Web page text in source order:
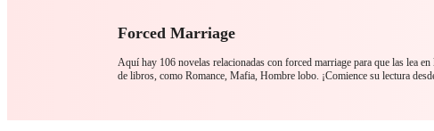
RomanceHombre loboMafia
Forced Marriage
Aquí hay 106 novelas relacionadas con forced marriage para que las lea
de libros, como Romance, Mafia, Hombre lobo. ¡Comience su lectura